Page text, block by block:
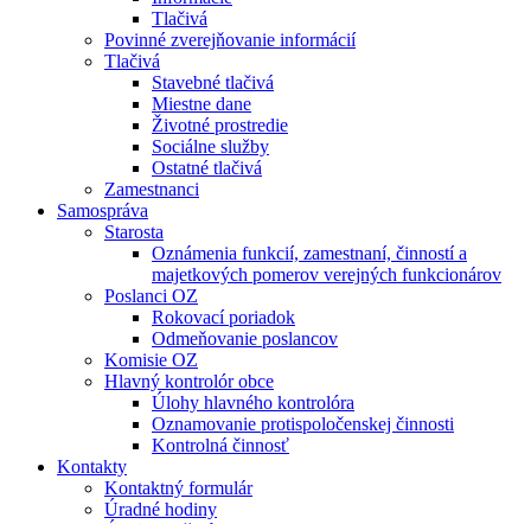
Tlačivá
Povinné zverejňovanie informácií
Tlačivá
Stavebné tlačivá
Miestne dane
Životné prostredie
Sociálne služby
Ostatné tlačivá
Zamestnanci
Samospráva
Starosta
Oznámenia funkcií, zamestnaní, činností a
majetkových pomerov verejných funkcionárov
Poslanci OZ
Rokovací poriadok
Odmeňovanie poslancov
Komisie OZ
Hlavný kontrolór obce
Úlohy hlavného kontrolóra
Oznamovanie protispoločenskej činnosti
Kontrolná činnosť
Kontakty
Kontaktný formulár
Úradné hodiny